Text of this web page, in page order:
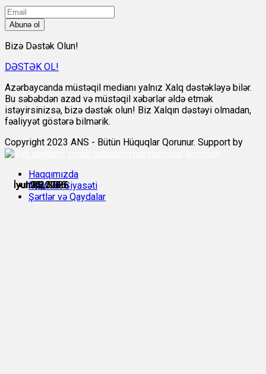
İyun 28, 2026
İyun 30, 2026
İyul 5, 2026
İyul 15, 2026
İyul 21, 2026
İyul 24, 2026
Abunə ol
Bizə Dəstək Olun!
DƏSTƏK OL!
Azərbaycanda müstəqil medianı yalnız Xalq dəstəkləyə bilər.
Bu səbəbdən azad və müstəqil xəbərlər əldə etmək
istəyirsinizsə, bizə dəstək olun! Biz Xalqın dəstəyi olmadan,
fəaliyyət göstərə bilmərik.
Copyright 2023 ANS - Bütün Hüquqlar Qorunur. Support by
Haqqımızda
Məxfilik Siyasəti
Şərtlər və Qaydalar